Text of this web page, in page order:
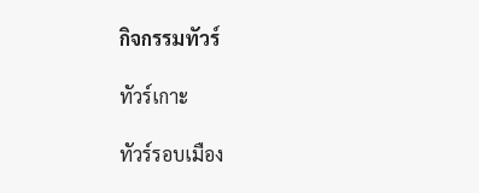
กิจกรรมทัวร์
ทัวร์เกาะ
ทัวร์รอบเมือง